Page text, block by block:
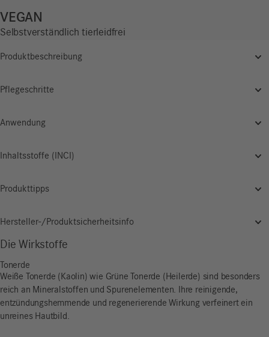
VEGAN
Selbstverständlich tierleidfrei
Produktbeschreibung
Pflegeschritte
Anwendung
Inhaltsstoffe (INCI)
Produkttipps
Hersteller-/Produktsicherheitsinfo
Die Wirkstoffe
Tonerde
Weiße Tonerde (Kaolin) wie Grüne Tonerde (Heilerde) sind besonders
reich an Mineralstoffen und Spurenelementen. Ihre reinigende,
entzündungshemmende und regenerierende Wirkung verfeinert ein
unreines Hautbild.